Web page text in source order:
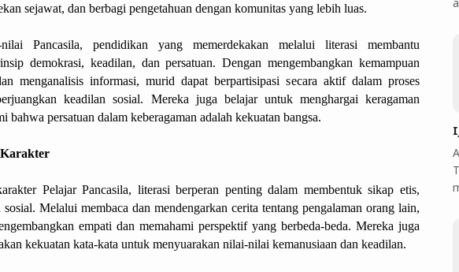
sejawat, dan berbagi pengetahuan dengan komunitas yang lebih luas.
Pancasila, pendidikan yang memerdekakan melalui literasi membantu
demokrasi, keadilan, dan persatuan. Dengan mengembangkan kemampuan
menganalisis informasi, murid dapat berpartisipasi secara aktif dalam proses
keadilan sosial. Mereka juga belajar untuk menghargai keragaman
bahwa persatuan dalam keberagaman adalah kekuatan bangsa.
Pelajar Pancasila, literasi berperan penting dalam membentuk sikap etis,
Melalui membaca dan mendengarkan cerita tentang pengalaman orang lain,
empati dan memahami perspektif yang berbeda-beda. Mereka juga
kekuatan kata-kata untuk menyuarakan nilai-nilai kemanusiaan dan keadilan.